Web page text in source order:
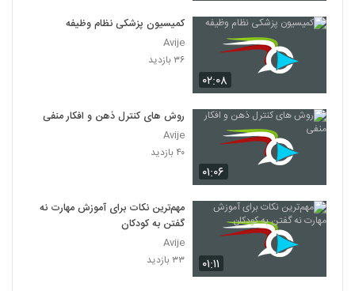
۰۲:۰۸
کمیسیون پزشکی نظام وظیفه
Avije
۳۶ بازدید
۰۱:۰۶
روش های کنترل ذهن و افکار منفی
Avije
۴۰ بازدید
۰۱:۱۱
مهم‌ترین نکات برای آموزش مهارت نه
گفتن به کودکان
Avije
۳۳ بازدید